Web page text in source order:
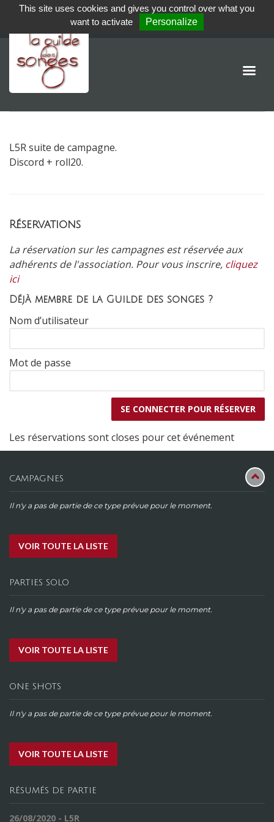
L5R suite de campagne.
Discord + roll20.
Réservations
La réservation sur les campagnes est réservée aux
adhérents de l'association. Pour vous inscrire, cliquez
ici
Déjà membre de la Guilde des songes ?
Nom d’utilisateur
Mot de passe
Les réservations sont closes pour cet événement
CAMPAGNES
Il n'y a pas de partie de ce type prévue pour le moment.
VOIR TOUTE LA LISTE
PARTIES SOLO
Il n'y a pas de partie de ce type prévue pour le moment.
VOIR TOUTE LA LISTE
ONE SHOTS
Il n'y a pas de partie de ce type prévue pour le moment.
VOIR TOUTE LA LISTE
RÉSUMÉS DE PARTIE
26/08/2020 - L5R
This site uses cookies and gives you control over what you
want to activate
Personalize